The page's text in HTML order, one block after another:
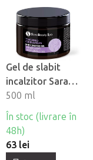
Gel de slabit
incalzitor Sara
Beauty Spa -
Thermo
Scortisoara
500 ml
În stoc (livrare în
48h)
63 lei